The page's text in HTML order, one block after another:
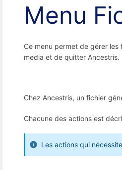
Menu
Ce menu permet de gérer
media et de quitter Ancestris.
Chez Ancestris, un fichier
Chacune des actions est
Les actions qui